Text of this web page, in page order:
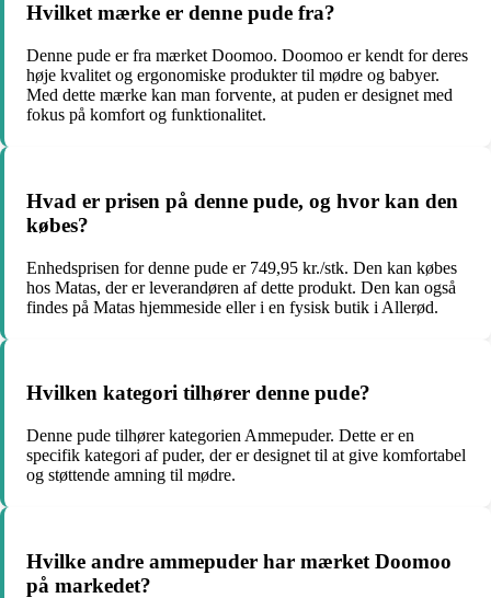
Hvilket mærke er denne pude fra?
Denne pude er fra mærket Doomoo. Doomoo er kendt for deres
høje kvalitet og ergonomiske produkter til mødre og babyer.
Med dette mærke kan man forvente, at puden er designet med
fokus på komfort og funktionalitet.
Hvad er prisen på denne pude, og hvor kan den
købes?
Enhedsprisen for denne pude er 749,95 kr./stk. Den kan købes
hos Matas, der er leverandøren af dette produkt. Den kan også
findes på Matas hjemmeside eller i en fysisk butik i Allerød.
Hvilken kategori tilhører denne pude?
Denne pude tilhører kategorien Ammepuder. Dette er en
specifik kategori af puder, der er designet til at give komfortabel
og støttende amning til mødre.
Hvilke andre ammepuder har mærket Doomoo
på markedet?